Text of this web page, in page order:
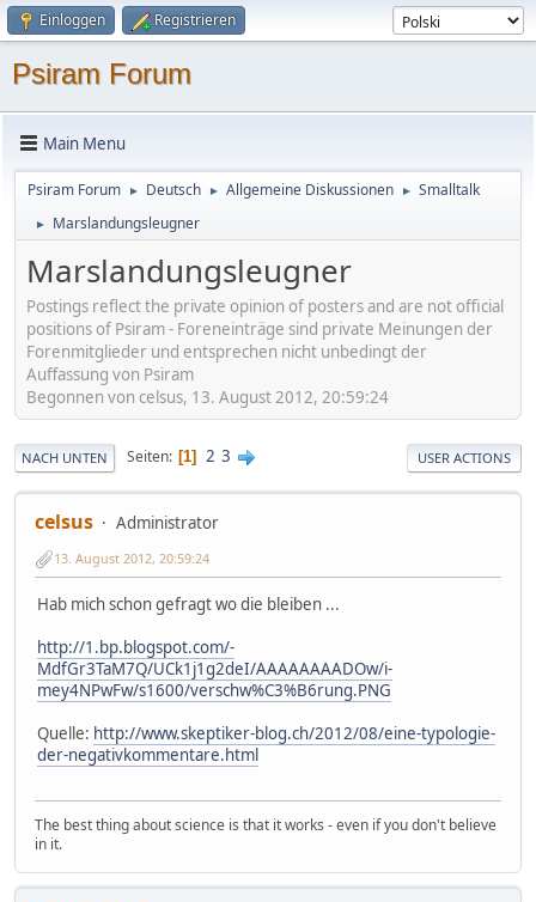
Einloggen Registrieren
Psiram Forum
Main Menu
Psiram Forum ► Deutsch ► Allgemeine Diskussionen ► Smalltalk
► Marslandungsleugner
Marslandungsleugner
Postings reflect the private opinion of posters and are not official
positions of Psiram - Foreneinträge sind private Meinungen der
Forenmitglieder und entsprechen nicht unbedingt der
Auffassung von Psiram
Begonnen von celsus, 13. August 2012, 20:59:24
NACH UNTEN Seiten 1 2 3 USER ACTIONS
celsus Administrator
13. August 2012, 20:59:24
Hab mich schon gefragt wo die bleiben ...
http://1.bp.blogspot.com/-
MdfGr3TaM7Q/UCk1j1g2deI/AAAAAAAADOw/i-
mey4NPwFw/s1600/verschw%C3%B6rung.PNG
Quelle: http://www.skeptiker-blog.ch/2012/08/eine-typologie-
der-negativkommentare.html
The best thing about science is that it works - even if you don't believe
in it.